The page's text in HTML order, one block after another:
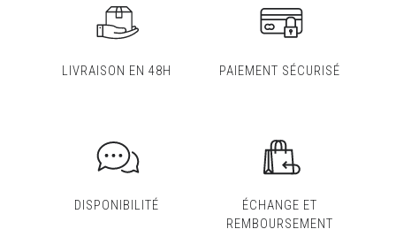
LIVRAISON EN 48H PAIEMENT SÉCURISÉ
DISPONIBILITÉ
ÉCHANGE ET
REMBOURSEMENT